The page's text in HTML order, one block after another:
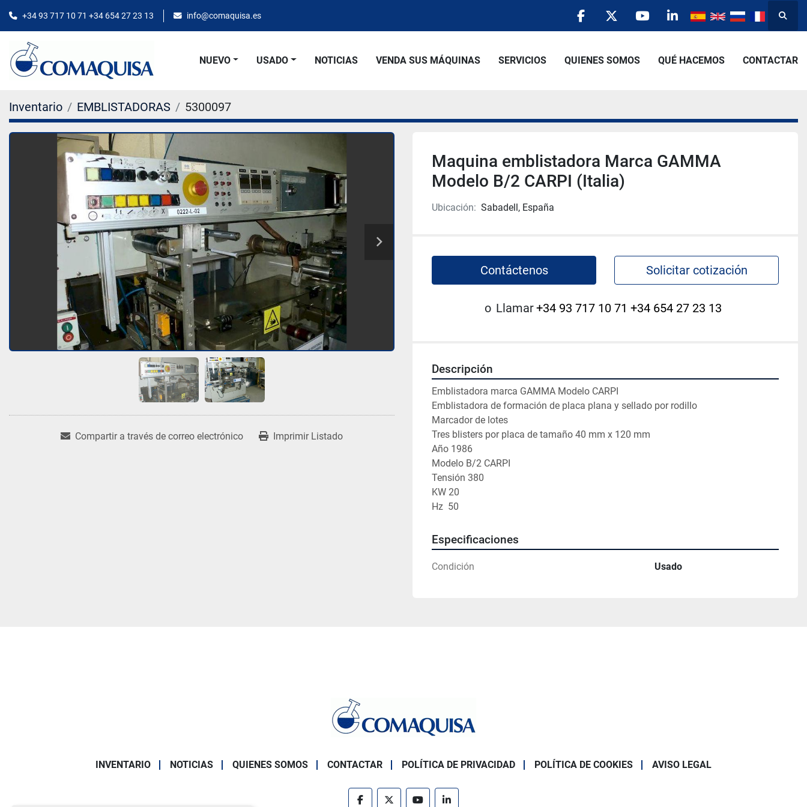
+34 93 717 10 71 +34 654 27 23 13 info@comaquisa.es
facebooktwitteryoutubelinkedin
NUEVO USADO NOTICIAS VENDA SUS MÁQUINAS SERVICIOS QUIENES SOMOS QUÉ HACEMOS CONTACTAR
Inventario EMBLISTADORAS 5300097
Compartir a través de correo electrónico Imprimir Listado
Maquina emblistadora Marca GAMMA
Modelo B/2 CARPI (Italia)
Ubicación: Sabadell, España
Contáctenos Solicitar cotización
o Llamar+34 93 717 10 71 +34 654 27 23 13
Descripción
Emblistadora marca GAMMA Modelo CARPI
Emblistadora de formación de placa plana y sellado por rodillo
Marcador de lotes
Tres blisters por placa de tamaño 40 mm x 120 mm
Año 1986
Modelo B/2 CARPI
Tensión 380
KW 20
Hz  50
Especificaciones
Condición Usado
INVENTARIO NOTICIAS QUIENES SOMOS CONTACTAR POLÍTICA DE PRIVACIDAD POLÍTICA DE COOKIES AVISO LEGAL